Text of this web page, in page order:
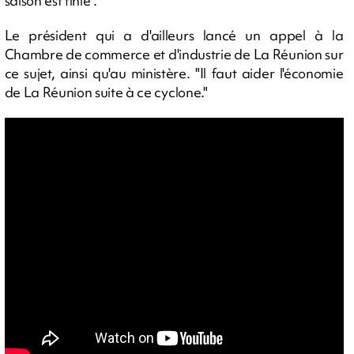
Le président qui a d'ailleurs lancé un appel à la
Chambre de commerce et d'industrie de La Réunion sur
ce sujet, ainsi qu'au ministère. "Il faut aider l'économie
de La Réunion suite à ce cyclone."